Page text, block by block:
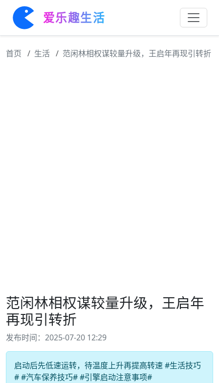
爱乐趣生活
首页 生活 范闲林相权谋较量升级，王启年再现引转折
范闲林相权谋较量升级，王启年
再现引转折
发布时间：2025-07-20 12:29
启动后先低速运转，待温度上升再提高转速 #生活技巧
# #汽车保养技巧# #引擎启动注意事项#